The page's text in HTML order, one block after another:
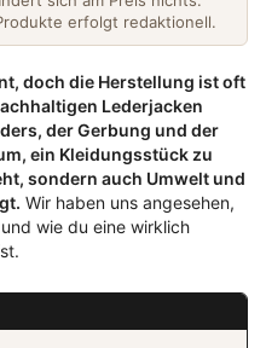
erfolgt redaktionell.
doch die Herstellung ist oft
Lederjacken
der Gerbung und der
ein Kleidungsstück zu
sondern auch Umwelt und
Wir haben uns angesehen,
wie du eine wirklich